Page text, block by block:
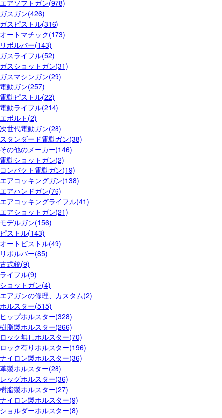
エアソフトガン(978)
ガスガン(426)
ガスピストル(316)
オートマチック(173)
リボルバー(143)
ガスライフル(52)
ガスショットガン(31)
ガスマシンガン(29)
電動ガン(257)
電動ピストル(22)
電動ライフル(214)
エボルト(2)
次世代電動ガン(28)
スタンダード電動ガン(38)
その他のメーカー(146)
電動ショットガン(2)
コンパクト電動ガン(19)
エアコッキングガン(138)
エアハンドガン(76)
エアコッキングライフル(41)
エアショットガン(21)
モデルガン(156)
ピストル(143)
オートピストル(49)
リボルバー(85)
古式銃(9)
ライフル(9)
ショットガン(4)
エアガンの修理、カスタム(2)
ホルスター(515)
ヒップホルスター(328)
樹脂製ホルスター(266)
ロック無しホルスター(70)
ロック有りホルスター(196)
ナイロン製ホルスター(36)
革製ホルスター(28)
レッグホルスター(36)
樹脂製ホルスター(27)
ナイロン製ホルスター(9)
ショルダーホルスター(8)